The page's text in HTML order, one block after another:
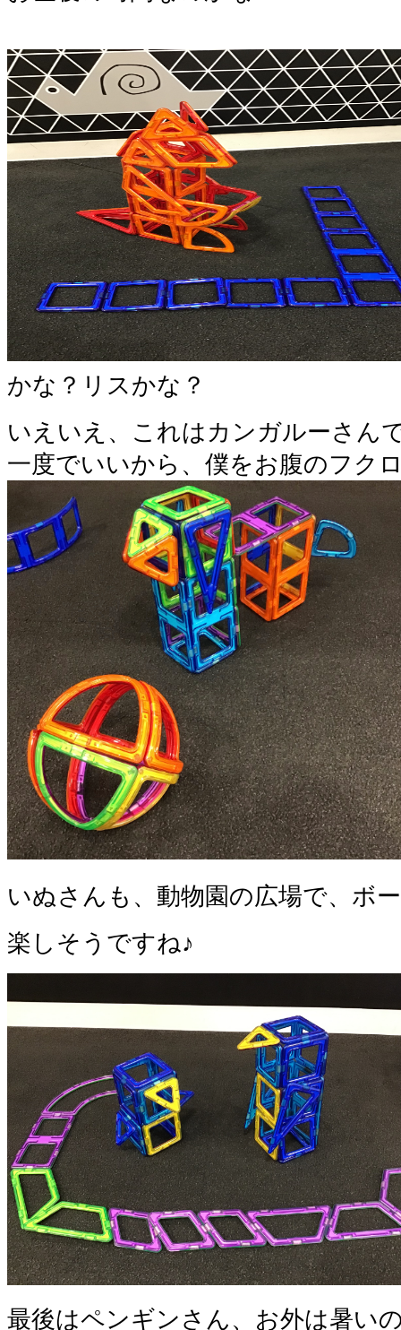
かな？リスかな？
いえいえ、これはカンガルーさん
一度でいいから、僕をお腹のフク
いぬさんも、動物園の広場で、ボ
楽しそうですね♪
最後はペンギンさん、お外は暑い